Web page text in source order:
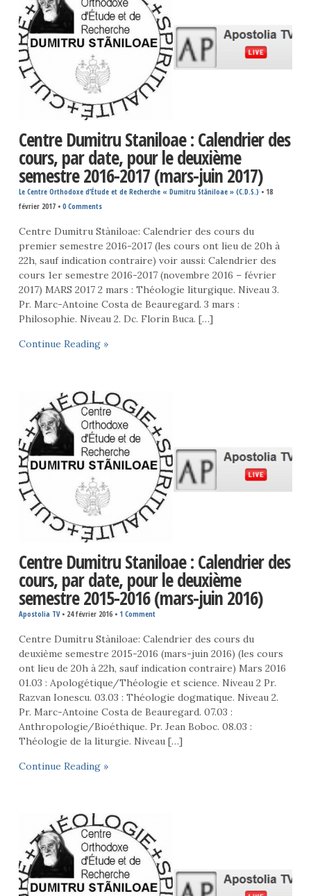
Centre Dumitru Staniloae : Calendrier des
cours, par date, pour le deuxième
semestre 2016-2017 (mars-juin 2017)
Le Centre Orthodoxe d’Étude et de Recherche « Dumitru Stăniloae » (C.D.S.) • 18
février 2017• 0 Comments
Centre Dumitru Stàniloae: Calendrier des cours du
premier semestre 2016-2017 (les cours ont lieu de 20h à
22h, sauf indication contraire) voir aussi: Calendrier des
cours 1er semestre 2016-2017 (novembre 2016 – février
2017) MARS 2017 2 mars : Théologie liturgique. Niveau 3.
Pr. Marc-Antoine Costa de Beauregard. 3 mars :
Philosophie. Niveau 2. Dc. Florin Buca. […]
Continue Reading »
Centre Dumitru Staniloae : Calendrier des
cours, par date, pour le deuxième
semestre 2015-2016 (mars-juin 2016)
Apostolia TV• 24 février 2016• 1 Comment
Centre Dumitru Stàniloae: Calendrier des cours du
deuxième semestre 2015-2016 (mars-juin 2016) (les cours
ont lieu de 20h à 22h, sauf indication contraire) Mars 2016
01.03 : Apologétique/Théologie et science. Niveau 2 Pr.
Razvan Ionescu. 03.03 : Théologie dogmatique. Niveau 2.
Pr. Marc-Antoine Costa de Beauregard. 07.03 :
Anthropologie/Bioéthique. Pr. Jean Boboc. 08.03 :
Théologie de la liturgie. Niveau […]
Continue Reading »